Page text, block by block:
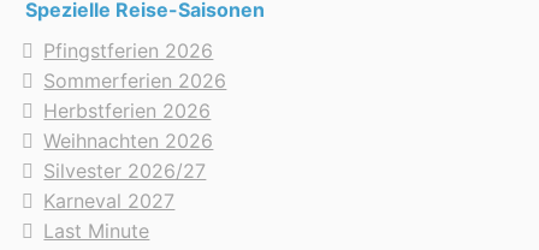
Spezielle Reise-Saisonen
Pfingstferien 2026
Sommerferien 2026
Herbstferien 2026
Weihnachten 2026
Silvester 2026/27
Karneval 2027
Last Minute